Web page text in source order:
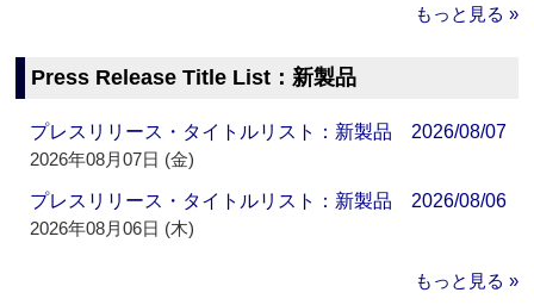
もっと見る »
Press Release Title List：新製品
プレスリリース・タイトルリスト：新製品 2026/08/07
2026年08月07日 (金)
プレスリリース・タイトルリスト：新製品 2026/08/06
2026年08月06日 (木)
もっと見る »